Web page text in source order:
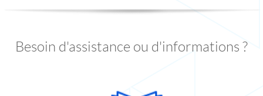
Besoin d'assistance ou d'informations ?